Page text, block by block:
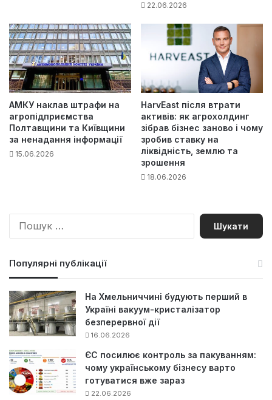
22.06.2026
АМКУ наклав штрафи на
агропідприємства
Полтавщини та Київщини
за ненадання інформації
15.06.2026
HarvEast після втрати
активів: як агрохолдинг
зібрав бізнес заново і чому
зробив ставку на
ліквідність, землю та
зрошення
18.06.2026
П
Популярні публікації
На Хмельниччині будують перший в
Україні вакуум-кристалізатор
безперервної дії
16.06.2026
ЄС посилює контроль за пакуванням:
чому українському бізнесу варто
готуватися вже зараз
22.06.2026